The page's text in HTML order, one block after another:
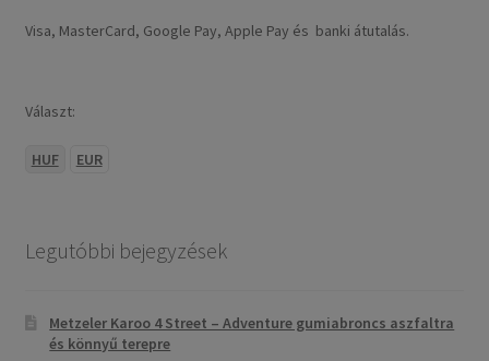
Visa, MasterCard, Google Pay, Apple Pay és banki átutalás.
Választ:
HUF EUR
Legutóbbi bejegyzések
Metzeler Karoo 4 Street – Adventure gumiabroncs aszfaltra
és könnyű terepre